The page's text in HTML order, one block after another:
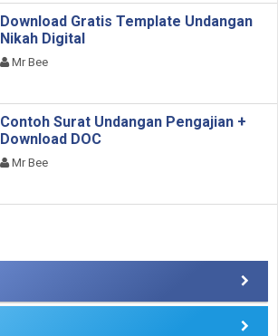
Download Gratis Template Undangan
Nikah Digital
Mr Bee
Contoh Surat Undangan Pengajian +
Download DOC
Mr Bee